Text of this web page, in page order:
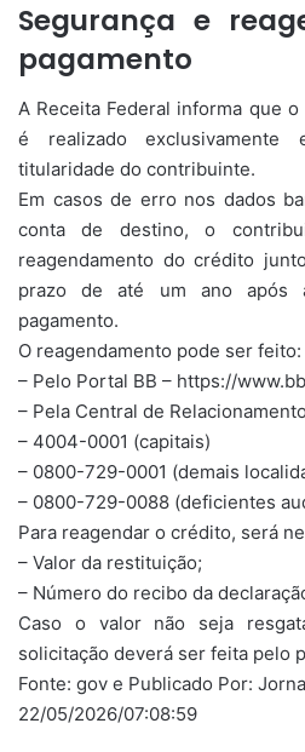
Segurança e
pagamento
A Receita Federal informa que
é realizado exclusivamente
titularidade do contribuinte.
Em casos de erro nos dados
conta de destino, o
reagendamento do crédito
prazo de até um ano após
pagamento.
O reagendamento pode ser feito:
– Pelo Portal BB – https://
– Pela Central de
– 4004-0001 (capitais)
– 0800-729-0001 (demais
– 0800-729-0088 (deficientes
Para reagendar o crédito, será
– Valor da restituição;
– Número do recibo da
Caso o valor não seja
solicitação deverá ser feita pelo
Fonte: gov e Publicado Por:
22/05/2026/07:08:59